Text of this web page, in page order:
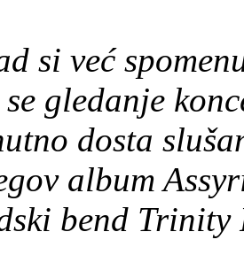
si već
gledanje
dosta
album
bend